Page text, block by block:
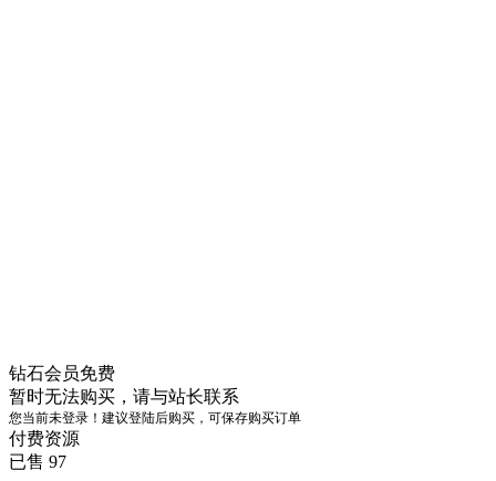
钻石会员免费
暂时无法购买，请与站长联系
您当前未登录！建议登陆后购买，可保存购买订单
付费资源
已售 97